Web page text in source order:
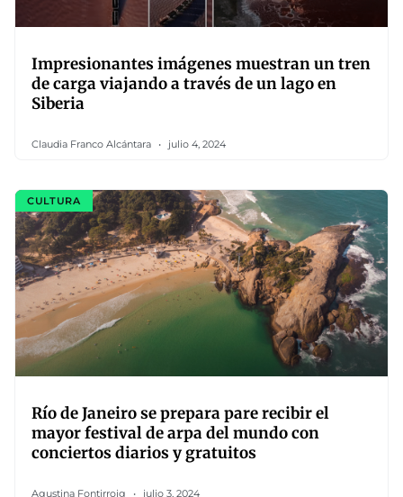
Impresionantes imágenes muestran un tren
de carga viajando a través de un lago en
Siberia
Claudia Franco Alcántara julio 4, 2024
CULTURA
Río de Janeiro se prepara pare recibir el
mayor festival de arpa del mundo con
conciertos diarios y gratuitos
Agustina Fontirroig julio 3, 2024